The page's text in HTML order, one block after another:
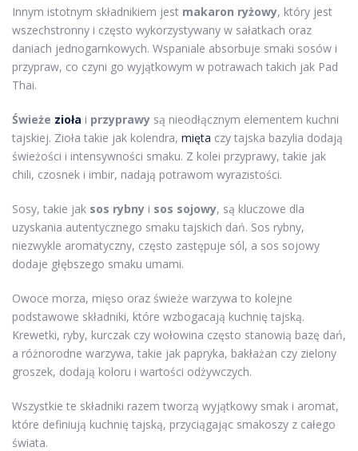
Innym istotnym składnikiem jest makaron ryżowy, który jest
wszechstronny i często wykorzystywany w sałatkach oraz
daniach jednogarnkowych. Wspaniale absorbuje smaki sosów i
przypraw, co czyni go wyjątkowym w potrawach takich jak Pad
Thai.
Świeże zioła i przyprawy są nieodłącznym elementem kuchni
tajskiej. Zioła takie jak kolendra, mięta czy tajska bazylia dodają
świeżości i intensywności smaku. Z kolei przyprawy, takie jak
chili, czosnek i imbir, nadają potrawom wyrazistości.
Sosy, takie jak sos rybny i sos sojowy, są kluczowe dla
uzyskania autentycznego smaku tajskich dań. Sos rybny,
niezwykle aromatyczny, często zastępuje sól, a sos sojowy
dodaje głębszego smaku umami.
Owoce morza, mięso oraz świeże warzywa to kolejne
podstawowe składniki, które wzbogacają kuchnię tajską.
Krewetki, ryby, kurczak czy wołowina często stanowią bazę dań,
a różnorodne warzywa, takie jak papryka, bakłażan czy zielony
groszek, dodają koloru i wartości odżywczych.
Wszystkie te składniki razem tworzą wyjątkowy smak i aromat,
które definiują kuchnię tajską, przyciągając smakoszy z całego
świata.